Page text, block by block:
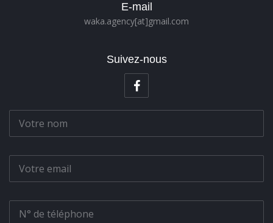
E-mail
waka.agency[at]gmail.com
Suivez-nous